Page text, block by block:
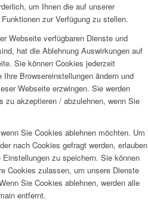
um Ihnen die auf unserer
zur Verfügung zu stellen.
Webseite verfügbaren Dienste und
hat die Ablehnung Auswirkungen auf
Sie können Cookies jederzeit
Browsereinstellungen ändern und
Webseite erzwingen. Sie werden
zu akzeptieren / abzulehnen, wenn Sie
Sie Cookies ablehnen möchten. Um
nach Cookies gefragt werden, erlauben
zu speichern. Sie können
Cookies zulassen, um unsere Dienste
Sie Cookies ablehnen, werden alle
entfernt.